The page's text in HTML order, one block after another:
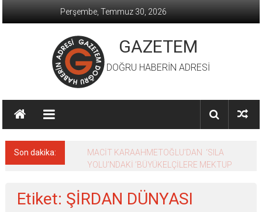
Perşembe, Temmuz 30, 2026
GAZETEM
DOĞRU HABERİN ADRESİ
Son dakika:
MACİT KARAAHMETOĞLU’DAN ‘SILA
YOLU’NDAKİ ’BÜYÜKELÇİLERE MEKTUP
Etiket: ŞİRDAN DÜNYASI